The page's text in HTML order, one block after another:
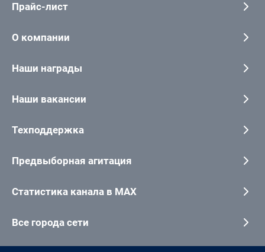
Прайс-лист
О компании
Наши награды
Наши вакансии
Техподдержка
Предвыборная агитация
Статистика канала в MAX
Все города сети